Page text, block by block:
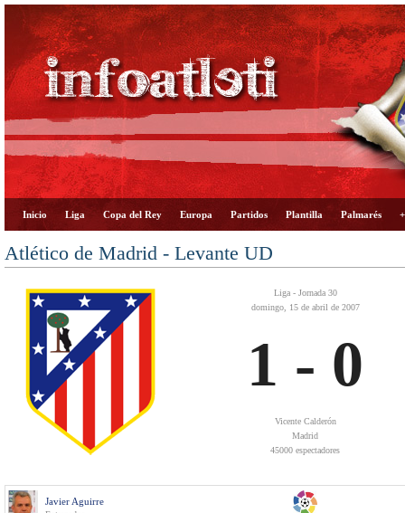
Inicio Liga Copa del Rey Europa Partidos Plantilla Palmarés
Atlético de Madrid - Levante UD
Liga - Jornada 30
domingo, 15 de abril de 2007
1 - 0
Vicente Calderón
Madrid
45000 espectadores
Javier Aguirre